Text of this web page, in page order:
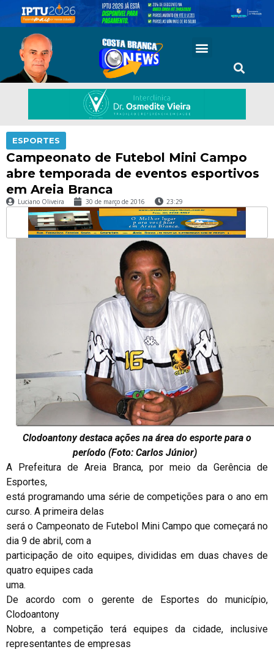
ESPORTES
Campeonato de Futebol Mini Campo
abre temporada de eventos esportivos
em Areia Branca
Luciano Oliveira 30 de março de 2016 23:29
Clodoantony destaca ações na área do esporte para o
período (Foto: Carlos Júnior)
A Prefeitura de Areia Branca, por meio da Gerência de
Esportes,
está programando uma série de competições para o ano em
curso. A primeira delas
será o Campeonato de Futebol Mini Campo que começará no
dia 9 de abril, com a
participação de oito equipes, divididas em duas chaves de
quatro equipes cada
uma.
De acordo com o gerente de Esportes do município,
Clodoantony
Nobre, a competição terá equipes da cidade, inclusive
representantes de empresas